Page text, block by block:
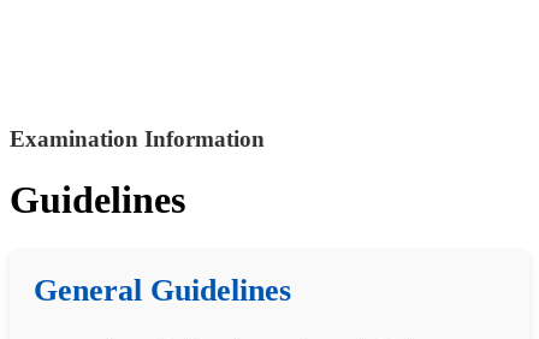
Examination Information
Guidelines
General Guidelines